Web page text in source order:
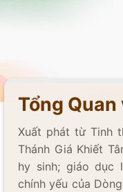
Tổng
Xuất phát từ Tinh
Thánh Giá Khiết
hy sinh; giáo dục
chính yếu của